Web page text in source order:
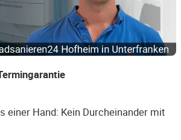
einer Hand: Kein Durcheinander mit